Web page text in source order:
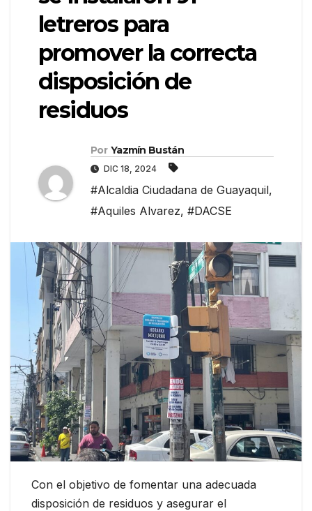
letreros para
promover la correcta
disposición de
residuos
Por Yazmín Bustán
DIC 18, 2024
#Alcaldia Ciudadana de Guayaquil,
#Aquiles Alvarez, #DACSE
Con el objetivo de fomentar una adecuada
disposición de residuos y asegurar el